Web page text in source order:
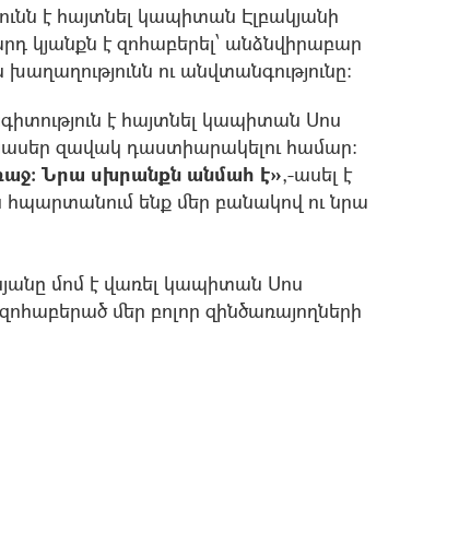
է հայտնել կապիտան Էլբակյանի
կյանքն է զոհաբերել՝ անձնվիրաբար
ու անվտանգությունը։
է հայտնել կապիտան Սոս
զավակ դաստիարակելու համար:
Նրա սխրանքն անմահ է»,-ասել է
հպարտանում ենք մեր բանակով ու նրա
մոմ է վառել կապիտան Սոս
մեր բոլոր զինծառայողների